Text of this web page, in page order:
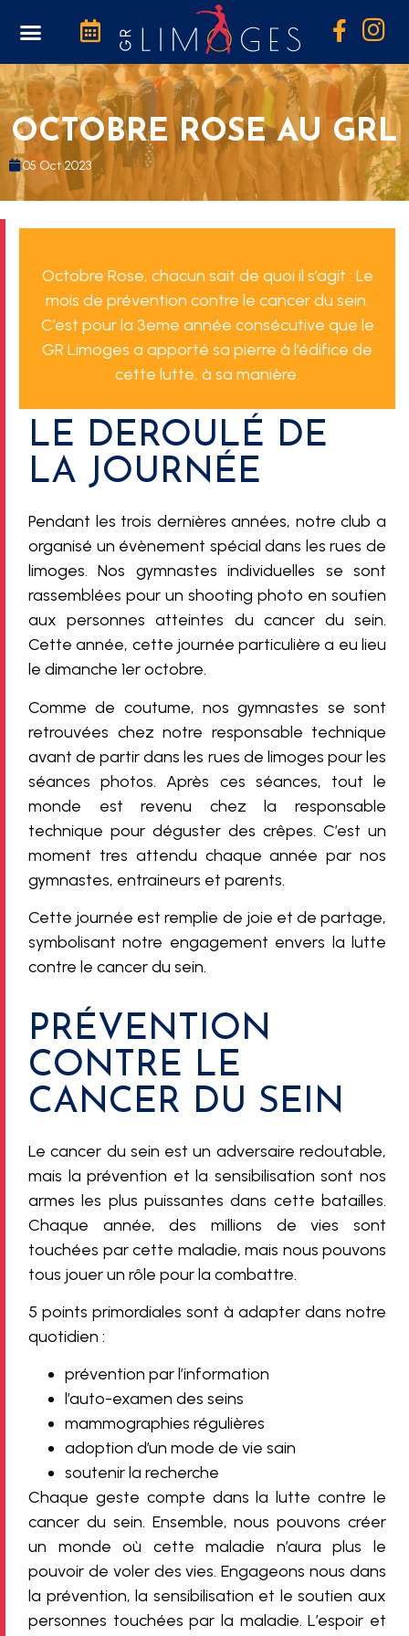
OCTOBRE ROSE AU GRL
05 Oct 2023
Octobre Rose, chacun sait de quoi il s’agit : Le
mois de prévention contre le cancer du sein.
C’est pour la 3eme année consécutive que le
GR Limoges a apporté sa pierre à l’édifice de
cette lutte, à sa manière.
LE DEROULÉ DE
LA JOURNÉE
Pendant les trois dernières années, notre club a
organisé un évènement spécial dans les rues de
limoges. Nos gymnastes individuelles se sont
rassemblées pour un shooting photo en soutien
aux personnes atteintes du cancer du sein.
Cette année, cette journée particulière a eu lieu
le dimanche 1er octobre.
Comme de coutume, nos gymnastes se sont
retrouvées chez notre responsable technique
avant de partir dans les rues de limoges pour les
séances photos. Après ces séances, tout le
monde est revenu chez la responsable
technique pour déguster des crêpes. C’est un
moment tres attendu chaque année par nos
gymnastes, entraineurs et parents.
Cette journée est remplie de joie et de partage,
symbolisant notre engagement envers la lutte
contre le cancer du sein.
PRÉVENTION
CONTRE LE
CANCER DU SEIN
Le cancer du sein est un adversaire redoutable,
mais la prévention et la sensibilisation sont nos
armes les plus puissantes dans cette batailles.
Chaque année, des millions de vies sont
touchées par cette maladie, mais nous pouvons
tous jouer un rôle pour la combattre.
5 points primordiales sont à adapter dans notre
quotidien :
prévention par l’information
l’auto-examen des seins
mammographies régulières
adoption d’un mode de vie sain
soutenir la recherche
Chaque geste compte dans la lutte contre le
cancer du sein. Ensemble, nous pouvons créer
un monde où cette maladie n’aura plus le
pouvoir de voler des vies. Engageons nous dans
la prévention, la sensibilisation et le soutien aux
personnes touchées par la maladie. L’espoir et